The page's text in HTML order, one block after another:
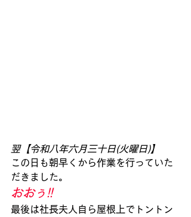
翌【令和八年六月三十日(火曜日)】
この日も朝早くから作業を行っていた
だきました。
おおぅ!!
最後は社長夫人自ら屋根上でトントン